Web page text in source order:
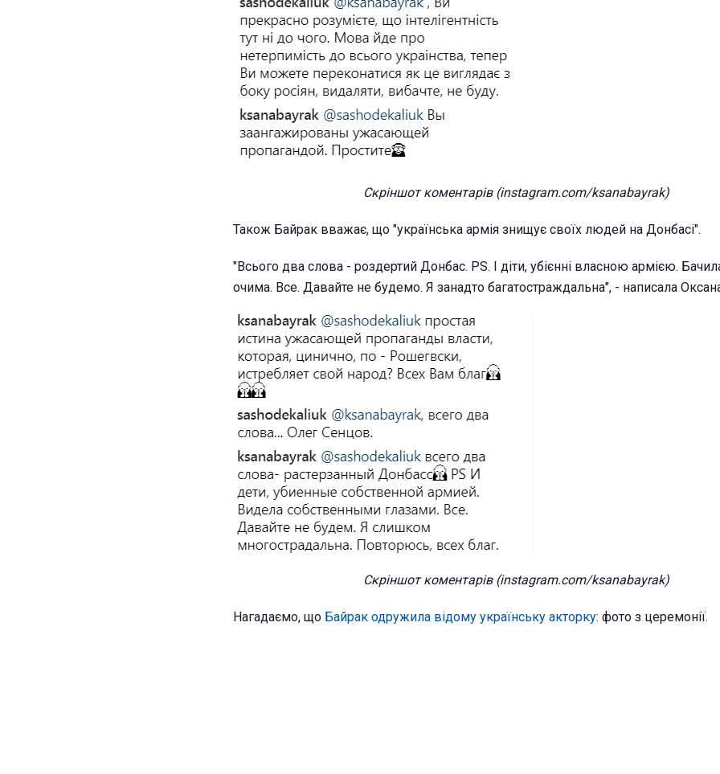
Скріншот коментарів (instagram.com/ksanabayrak)
Також Байрак вважає, що "українська армія знищує своїх людей на Донбасі".
"Всього два слова - роздертий Донбас. РЅ. І діти, убієнні власною армією.
очима. Все. Давайте не будемо. Я занадто багатостраждальна", - написала
Скріншот коментарів (instagram.com/ksanabayrak)
Нагадаємо, що Байрак одружила відому українську акторку: фото з церемонії.